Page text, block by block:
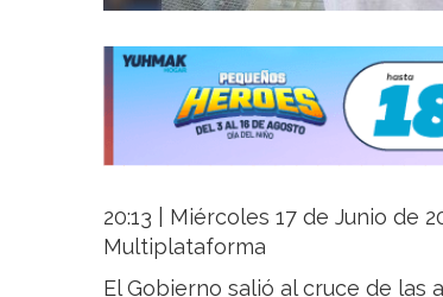
20:13 | Miércoles 17 de Junio de
Multiplataforma
El Gobierno salió al cruce de las